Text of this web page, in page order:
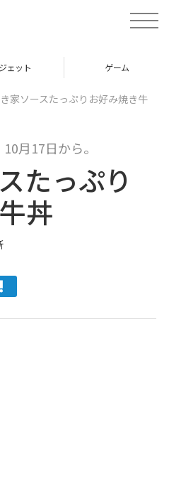
t
o
a
v
ェット ゲーム
家ソースたっぷりお好み焼き牛
月17日から。
たっぷり
丼